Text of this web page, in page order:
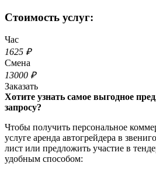
Стоимость услуг:
Час
1625 ₽
Смена
13000 ₽
Заказать
Хотите узнать самое выгодное
запросу?
Чтобы получить персональное
услуге аренда автогрейдера в
лист или предложить участие в
удобным способом: